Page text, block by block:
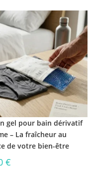
gel pour bain dérivatif
– La fraîcheur au
de votre bien-être
€